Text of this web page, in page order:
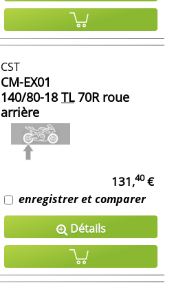
CST
CM-EX01
140/80-18 TL70R roue
arrière
131,40€
enregistrer et comparer
Détails